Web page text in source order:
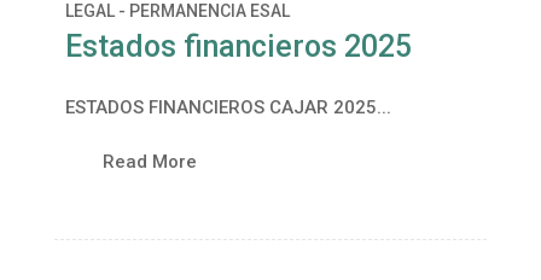
LEGAL - PERMANENCIA ESAL
Estados financieros 2025
ESTADOS FINANCIEROS CAJAR 2025...
Read More